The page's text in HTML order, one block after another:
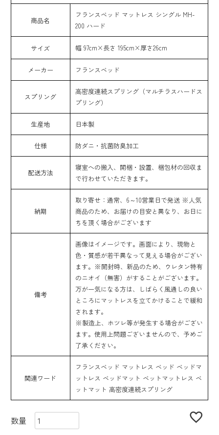
商品名
フランスベッド マットレス シングル MH-
200 ハード
サイズ 幅 97cm×長さ 195cm×厚さ26cm
メーカー フランスベッド
スプリング
高密度連続スプリング（マルチラスハードス
プリング）
生産地 日本製
仕様 防ダニ・抗菌防臭加工
配送方法
寝室への搬入、開梱・設置、梱包材の回収ま
で行わせていただきます。
納期
取り寄せ：通常、6～10営業日で発送 ※人気
商品のため、お届けの目安と異なり、お日に
ちを頂く場合がございます
備考
画像はイメージです。画面により、現物と
色・質感が若干異なって見える場合がござい
ます。※開封時、新品のため、ウレタン特有
のニオイ（無害）がすることがございます。
万が一気になる方は、しばらく風通しの良い
ところにマットレスを立てかけることで緩和
されます。
※製造上、ホツレ等が発生する場合がござい
ます。使用上問題ございませんので、予めご
了承ください。
関連ワード
フランスベッド マットレス ベッド ベッドマ
ットレス ベッドマット ベットマットレス ベ
ットマット 高密度連続スプリング